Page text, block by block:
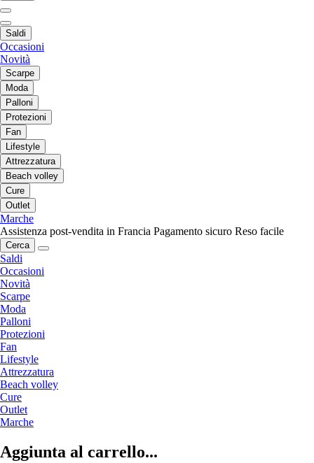
Saldi
Occasioni
Novità
Scarpe
Moda
Palloni
Protezioni
Fan
Lifestyle
Attrezzatura
Beach volley
Cure
Outlet
Marche
Assistenza post-vendita in Francia Pagamento sicuro Reso facile
Cerca
Saldi
Occasioni
Novità
Scarpe
Moda
Palloni
Protezioni
Fan
Lifestyle
Attrezzatura
Beach volley
Cure
Outlet
Marche
Aggiunta al carrello...